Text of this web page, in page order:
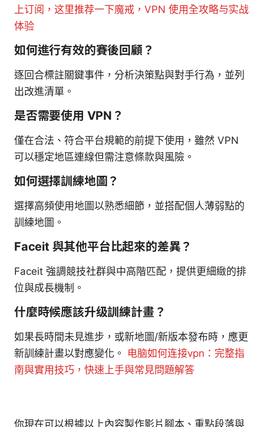
上订阅，这里推荐一下魔戒，VPN 使用全攻略与实战
体验
如何進行有效的賽後回顧？
逐回合標註關鍵事件，分析決策點與對手行為，並列
出改進清單。
是否需要使用 VPN？
僅在合法、符合平台規範的前提下使用，雖然 VPN
可以穩定地區連線但需注意條款與風險。
如何選擇訓練地圖？
選擇高頻使用地圖以熟悉細節，並搭配個人薄弱點的
訓練地圖。
Faceit 與其他平台比起來的差異？
Faceit 強調競技社群與中高階匹配，提供更細緻的排
位與成長機制。
什麼時候應該升级訓練計畫？
如果長時間未見進步，或新地圖/新版本發布時，應更
新訓練計畫以對應變化。 电脑如何连接vpn：完整指
南與實用技巧，快速上手與常見問題解答
你現在可以根據以上內容製作影片腳本、重點段落與